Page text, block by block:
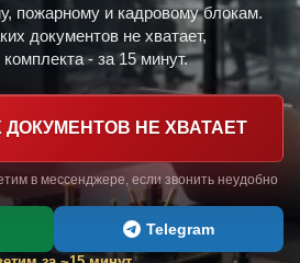
пожарному и кадровому блокам.
документов не хватает,
- за 15 минут.
ДОКУМЕНТОВ НЕ ХВАТАЕТ
в мессенджере, если звонить неудобно
Telegram